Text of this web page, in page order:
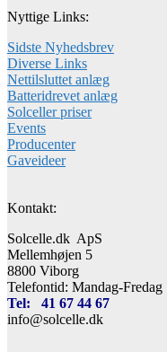
Nyttige Links:
Sidste Nyhedsbrev
Diverse Links
Nettilsluttet anlæg
Batteridrevet anlæg
Solceller priser
Events
Producenter
Gaveideer
Kontakt:
Solcelle.dk ApS
Mellemhøjen 5
8800 Viborg
Telefontid: Mandag-
Tel: 41 67 44 67
info@solcelle.dk